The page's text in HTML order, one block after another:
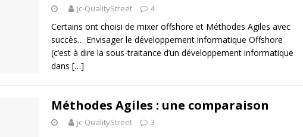
jc-QualityStreet 4
Certains ont choisi de mixer offshore et Méthodes Agiles avec
succès… Envisager le développement informatique Offshore
(c’est à dire la sous-traitance d’un développement informatique
dans […]
Méthodes Agiles : une comparaison
jc-QualityStreet 3